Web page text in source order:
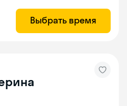
Выбрать время